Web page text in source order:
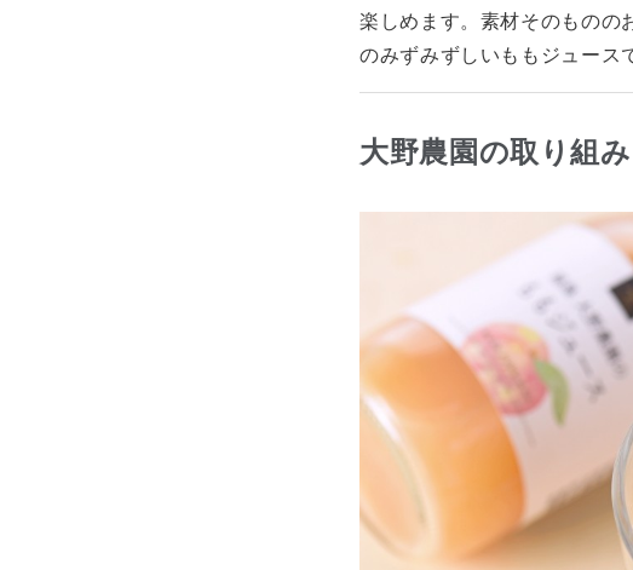
楽しめます。素材そのものの
のみずみずしいももジュース
大野農園の取り組み